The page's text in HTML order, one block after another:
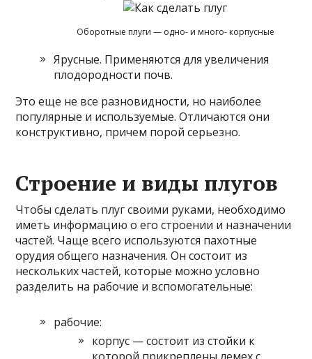
Оборотные плуги — одно- и много- корпусные
Ярусные. Применяются для увеличения
плодородности почв.
Это еще не все разновидности, но наиболее
популярные и используемые. Отличаются они
конструктивно, причем порой серьезно.
Строение и виды плугов
Чтобы сделать плуг своими руками, необходимо
иметь информацию о его строении и назначении
частей. Чаще всего используются пахотные
орудия общего назначения. Он состоит из
нескольких частей, которые можно условно
разделить на рабочие и вспомогательные:
рабочие:
корпус — состоит из стойки к